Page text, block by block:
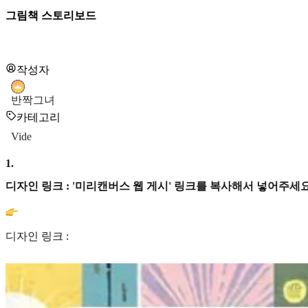
그림책 스토리보드
작성자
반짝그녀
카테고리
Vide
1.
디자인 링크 : '미리캔버스 웹 게시' 링크를 복사해서 넣어주세
디자인 링크 :